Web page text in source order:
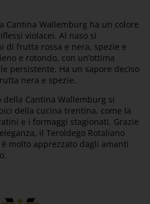
Cantina Wallemburg ha un colore
violacei. Al naso si
di frutta rossa e nera, spezie e
e rotondo, con un’ottima
persistente. Ha un sapore deciso
nera e spezie.
della Cantina Wallemburg si
della cucina trentina, come la
e i formaggi stagionati. Grazie
il Teroldego Rotaliano
molto apprezzato dagli amanti